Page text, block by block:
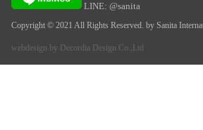
LINE: @sanita
Copyright © 2021 All Rights Reserved. by Sanita
webdesign by Decordia Design Co.,Ltd